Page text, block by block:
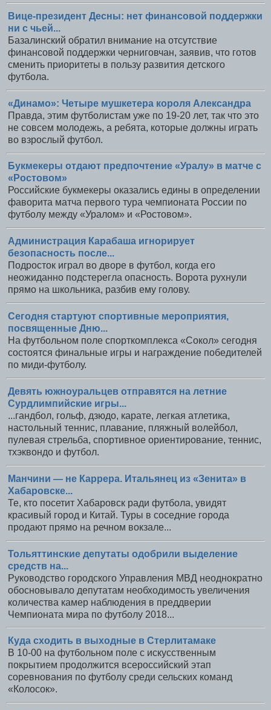
Вице-президент Десны: нет финансовой поддержки
ни с чьей...
Базалинский обратил внимание на отсутствие
финансовой поддержки черниговчан, заявив, что готов
сменить приоритеты в пользу развития детского
футбола.
«Динамо»: Четыре мушкетера короля Александра
Правда, этим футболистам уже по 19-20 лет, так что это
не совсем молодежь, а ребята, которые должны играть
во взрослый футбол.
Букмекеры отдают предпочтение «Уралу» в матче с
«Ростовом»
Российские букмекеры оказались едины в определении
фаворита матча первого тура чемпионата России по
футболу между «Уралом» и «Ростовом».
Администрация Карабаша игнорирует
безопасность после...
Подросток играл во дворе в футбол, когда его
неожиданно подстерегла опасность. Ворота рухнули
прямо на школьника, разбив ему голову.
Сегодня стартуют спортивные мероприятия,
посвященные Дню...
На футбольном поле спорткомплекса «Сокол» сегодня
состоятся финальные игры и награждение победителей
по миди-футболу.
Девять южноуральцев отправятся на летние
Сурдлимпийские игры...
...гандбол, гольф, дзюдо, карате, легкая атлетика,
настольный теннис, плавание, пляжный волейбол,
пулевая стрельба, спортивное ориентирование, теннис,
тхэквондо и футбол.
Манчини — не Каррера. Итальянец из «Зенита» в
Хабаровске...
Те, кто посетит Хабаровск ради футбола, увидят
красивый город и Китай. Туры в соседние города
продают прямо на речном вокзале...
Тольяттинские депутаты одобрили выделение
средств на...
Руководство городского Управления МВД неоднократно
обосновывало депутатам необходимость увеличения
количества камер наблюдения в преддверии
Чемпионата мира по футболу 2018...
Куда сходить в выходные в Стерлитамаке
В 10-00 на футбольном поле с искусственным
покрытием продолжится всероссийский этап
соревнования по футболу среди сельских команд
«Колосок».